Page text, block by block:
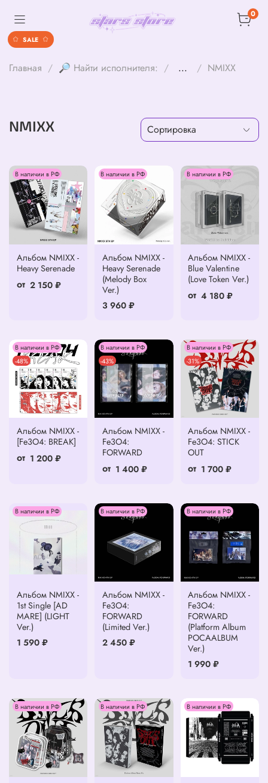
0
Главная 🔎 Найти исполнителя: ... NMIXX
NMIXX
В наличии в РФ
Альбом NMIXX -
Heavy Serenade
от 2 150 ₽
В наличии в РФ
Альбом NMIXX -
Heavy Serenade
(Melody Box
Ver.)
3 960 ₽
В наличии в РФ
Альбом NMIXX -
Blue Valentine
(Love Token Ver.)
от 4 180 ₽
В наличии в РФ
-48%
Альбом NMIXX -
[Fe3O4: BREAK]
от 1 200 ₽
В наличии в РФ
-43%
Альбом NMIXX -
Fe3O4:
FORWARD
от 1 400 ₽
В наличии в РФ
-31%
Альбом NMIXX -
Fe3O4: STICK
OUT
от 1 700 ₽
В наличии в РФ
Альбом NMIXX -
1st Single [AD
MARE] (LIGHT
Ver.)
1 590 ₽
В наличии в РФ
Альбом NMIXX -
Fe3O4:
FORWARD
(Limited Ver.)
2 450 ₽
В наличии в РФ
Альбом NMIXX -
Fe3O4:
FORWARD
(Platform Album
POCAALBUM
Ver.)
1 990 ₽
В наличии в РФ В наличии в РФ В наличии в РФ